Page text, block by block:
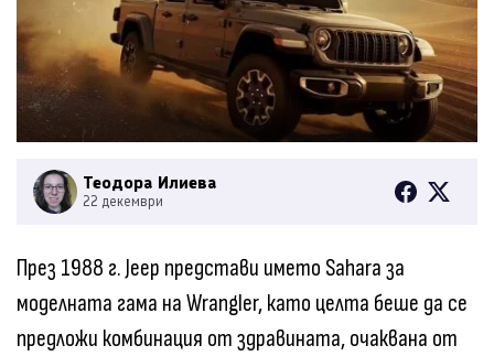
Теодора Илиева
22 декември
През 1988 г. Jeep представи името Sahara за
моделната гама на Wrangler, като целта беше да се
предложи комбинация от здравината, очаквана от